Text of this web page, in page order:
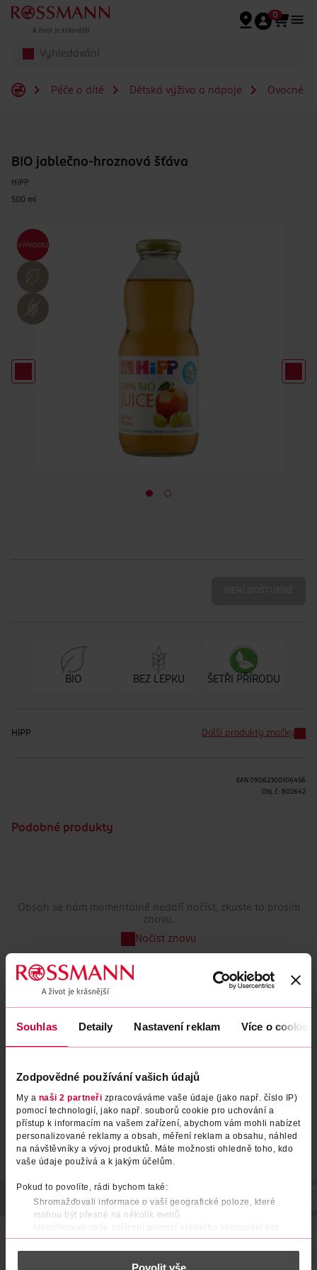
Souhlas Detaily Nastavení reklam Více o cookies
Zodpovědné používání vašich údajů
My a naši 2 partneři zpracováváme vaše údaje (jako např. číslo IP)
pomocí technologií, jako např. souborů cookie pro uchování a
přístup k informacím na vašem zařízení, abychom vám mohli nabízet
personalizované reklamy a obsah, měření reklam a obsahu, náhled
na návštěvníky a vývoj produktů. Máte možnosti ohledně toho, kdo
vaše údaje používá a k jakým účelům.
Pokud to povolíte, rádi bychom také:
Shromažďovali informace o vaší geografické poloze, které
mohou být přesné na několik metrů
Identifikovali vaše zařízení pomocí aktivního skenování pro
konkrétní charakteristiky (otisk prstu)
Zjistěte více o tom, jak zpracováváme vaše osobní údaje, a nastavte
části s podrobnostmi . Svůj souhlas můžete kdykoliv
Povolit vše
Přeskočit na hlavmní obsah
0
Péče o dítě Dětská výživa a nápoje Ovocné
BIO jablečno-hroznová šťáva
HiPP
500 ml
BIO BEZ LEPKU ŠETŘI PŘÍRODU
HiPP Další produkty značky
EAN 09062300106456
Obj. č.: 802642
Podobné produkty
Obsah se nám momentálně nedaří načíst, zkuste to prosím
znovu.
Načíst znovu
POPIS POUŽITÍ SKLADOVÁNÍ UPOZORNĚNÍ